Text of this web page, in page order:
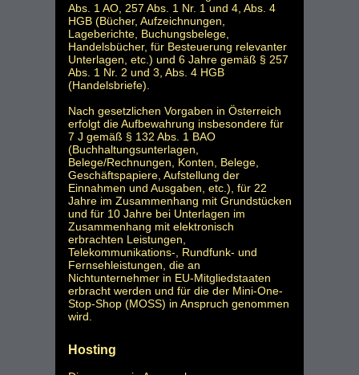
Abs. 1 AO, 257 Abs. 1 Nr. 1 und 4, Abs. 4
HGB (Bücher, Aufzeichnungen,
Lageberichte, Buchungsbelege,
Handelsbücher, für Besteuerung relevanter
Unterlagen, etc.) und 6 Jahre gemäß § 257
Abs. 1 Nr. 2 und 3, Abs. 4 HGB
(Handelsbriefe).
Nach gesetzlichen Vorgaben in Österreich
erfolgt die Aufbewahrung insbesondere für
7 J gemäß § 132 Abs. 1 BAO
(Buchhaltungsunterlagen,
Belege/Rechnungen, Konten, Belege,
Geschäftspapiere, Aufstellung der
Einnahmen und Ausgaben, etc.), für 22
Jahre im Zusammenhang mit Grundstücken
und für 10 Jahre bei Unterlagen im
Zusammenhang mit elektronisch
erbrachten Leistungen,
Telekommunikations-, Rundfunk- und
Fernsehleistungen, die an
Nichtunternehmer in EU-Mitgliedstaaten
erbracht werden und für die der Mini-One-
Stop-Shop (MOSS) in Anspruch genommen
wird.
Hosting